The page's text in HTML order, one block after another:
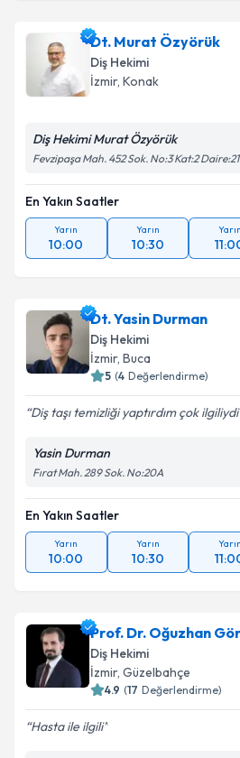
Dt. Murat Özyörük
Diş Hekimi
İzmir, Konak
Diş Hekimi Murat Özyörük
Fevzipaşa Mah. 452 Sok. No:3 Kat:2 Daire:21
En Yakın Saatler
Yarın
10:00
Yarın
10:30
Yarın
Dt. Yasin Durman
Diş Hekimi
İzmir, Buca
5 (4 Değerlendirme)
Diş taşı temizliği yaptırdım çok
Yasin Durman
Fırat Mah. 289 Sok. No:20A
En Yakın Saatler
Yarın
10:00
Yarın
10:30
Yarın
Prof. Dr. Oğuzhan
Diş Hekimi
İzmir, Güzelbahçe
4.9 (17 Değerlendirme)
Hasta ile ilgili